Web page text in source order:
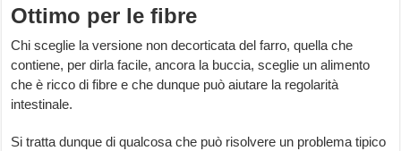
Ottimo per le fibre
Chi sceglie la versione non decorticata del farro, quella che
contiene, per dirla facile, ancora la buccia, sceglie un alimento
che è ricco di fibre e che dunque può aiutare la regolarità
intestinale.
Si tratta dunque di qualcosa che può risolvere un problema tipico